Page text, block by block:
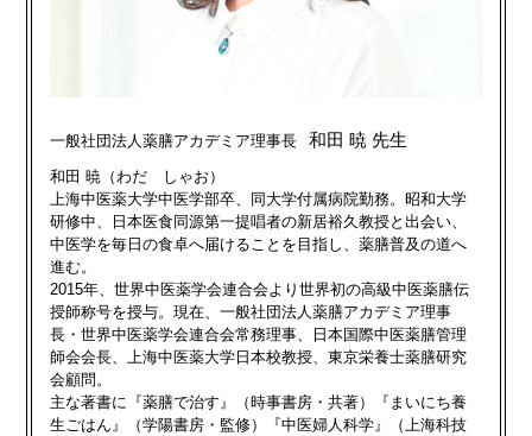
一般社団法人薬膳アカデミア理事長 和田 暁 先生
和田 暁（わだ しゃお）
上海中医薬大学中医学部卒、同大学付属病院勤務。昭和大学
研修中、日本医食同源第一提唱者の新居裕久教授と出会い、
中医学を毎日の食卓へ届けることを目指し、薬膳普及の道へ
進む。
2015年、世界中医薬学会連合会より世界初の高級中医薬膳伝
授師称号を授与。現在、一般社団法人薬膳アカデミア理事
長・世界中医薬学会連合会常務理事、日本国際中医薬膳管理
師会会長、上海中医薬大学日本校教授、東京栄養士薬膳研究
会顧問。
主な著書に『薬膳で治す』（時事書房・共著）『まいにち養
生ごはん』（学陽書房・監修）『中医婦人科学』（上海科技